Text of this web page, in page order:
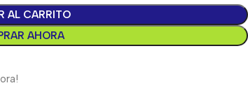
AL CARRITO
AHORA